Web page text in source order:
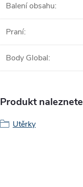
Balení obsahu:
Praní:
Body Global:
Produkt
Utěrky